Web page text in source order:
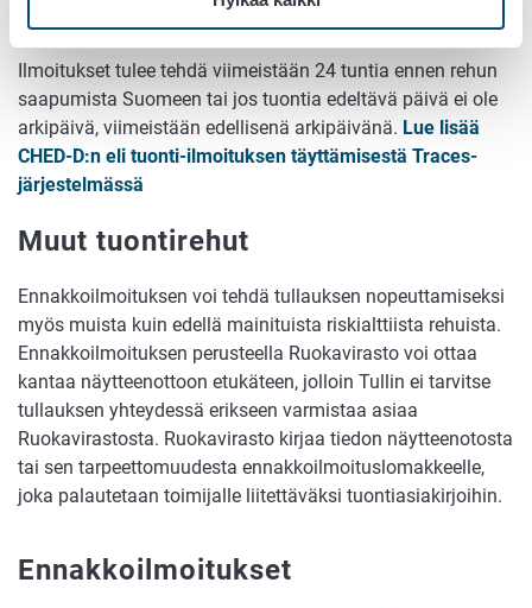
virkapostilaatikkoonrehutuonti@ruokavirasto.fi
Ilmoitukset tulee tehdä viimeistään 24 tuntia ennen rehun
saapumista Suomeen tai jos tuontia edeltävä päivä ei ole
arkipäivä, viimeistään edellisenä arkipäivänä. Lue lisää
CHED-D:n eli tuonti-ilmoituksen täyttämisestä Traces-
järjestelmässä
Muut tuontirehut
Ennakkoilmoituksen voi tehdä tullauksen nopeuttamiseksi
myös muista kuin edellä mainituista riskialttiista rehuista.
Ennakkoilmoituksen perusteella Ruokavirasto voi ottaa
kantaa näytteenottoon etukäteen, jolloin Tullin ei tarvitse
tullauksen yhteydessä erikseen varmistaa asiaa
Ruokavirastosta. Ruokavirasto kirjaa tiedon näytteenotosta
tai sen tarpeettomuudesta ennakkoilmoituslomakkeelle,
joka palautetaan toimijalle liitettäväksi tuontiasiakirjoihin.
Ennakkoilmoitukset